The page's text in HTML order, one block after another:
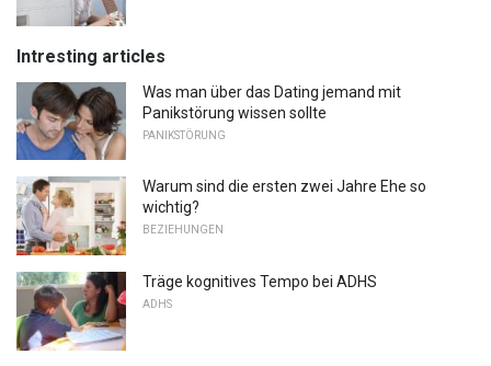
Intresting articles
Was man über das Dating jemand mit
Panikstörung wissen sollte
PANIKSTÖRUNG
Warum sind die ersten zwei Jahre Ehe so
wichtig?
BEZIEHUNGEN
Träge kognitives Tempo bei ADHS
ADHS